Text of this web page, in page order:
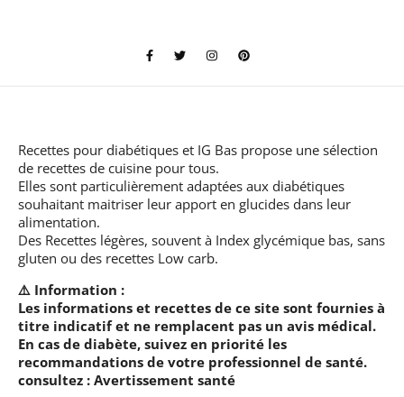
Recettes pour diabétiques et IG Bas propose une sélection
de recettes de cuisine pour tous.
Elles sont particulièrement adaptées aux diabétiques
souhaitant maitriser leur apport en glucides dans leur
alimentation.
Des Recettes légères, souvent à Index glycémique bas, sans
gluten ou des recettes Low carb.
⚠️ Information :
Les informations et recettes de ce site sont fournies à
titre indicatif et ne remplacent pas un avis médical.
En cas de diabète, suivez en priorité les
recommandations de votre professionnel de santé.
consultez : Avertissement santé